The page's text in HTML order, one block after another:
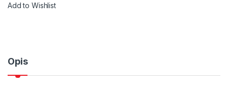
Add to Wishlist
Opis